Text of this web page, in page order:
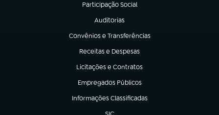
Participação Social
(abre em nova aba)
Auditorias
(abre em nova aba)
Convênios e Transferências
(abre em nova aba)
Receitas e Despesas
(abre em nova aba)
Licitações e Contratos
(abre em nova aba)
Empregados Públicos
(abre em nova aba)
Informações Classificadas
(abre em nova aba)